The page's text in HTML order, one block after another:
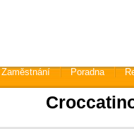
Zaměstnání Poradna